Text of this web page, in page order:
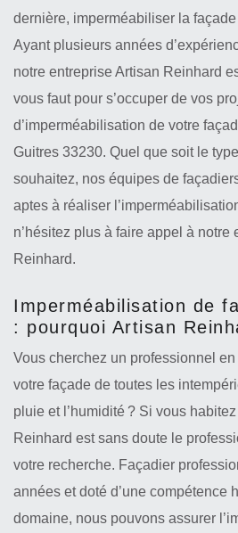
dernière, imperméabiliser la
Ayant plusieurs années
notre entreprise Artisan Reinhard
vous faut pour s’occuper de vos
d’imperméabilisation de votre
Guitres 33230. Quel que soit le
souhaitez, nos équipes de
aptes à réaliser
n’hésitez plus à faire appel à notre
Reinhard.
Imperméabilisation de
: pourquoi Artisan
Vous cherchez un professionnel
votre façade de toutes les
pluie et l’humidité ? Si vous
Reinhard est sans doute le
votre recherche. Façadier
années et doté d’une compétence
domaine, nous pouvons assurer